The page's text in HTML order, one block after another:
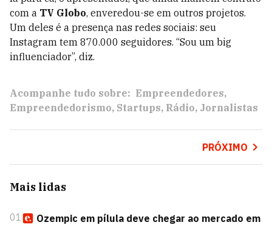
com a TV Globo, enveredou-se em outros projetos.
Um deles é a presença nas redes sociais: seu
Instagram tem 870.000 seguidores. “Sou um big
influenciador”, diz.
Acompanhe tudo sobre: Empreendedores
Empreendedorismo Startups Rádio Jornalistas
PRÓXIMO
Mais lidas
01
Ozempic em pílula deve chegar ao mercado em